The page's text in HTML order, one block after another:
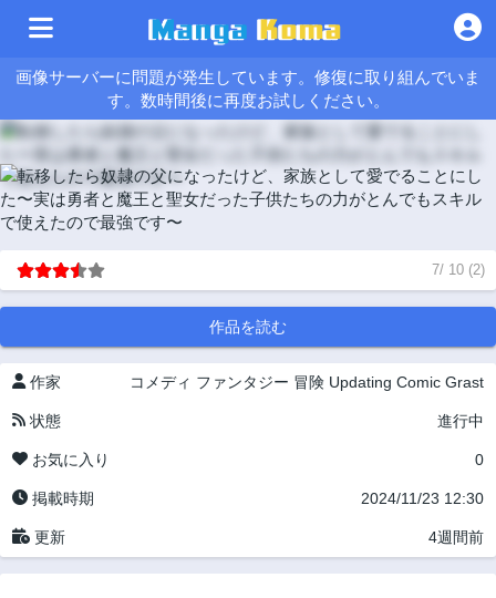
画像サーバーに問題が発生しています。修復に取り組んでいま
す。数時間後に再度お試しください。
7/ 10 (2)
作品を読む
作家 コメディ ファンタジー 冒険 Updating Comic Grast
状態 進行中
お気に入り 0
掲載時期 2024/11/23 12:30
更新 4週間前